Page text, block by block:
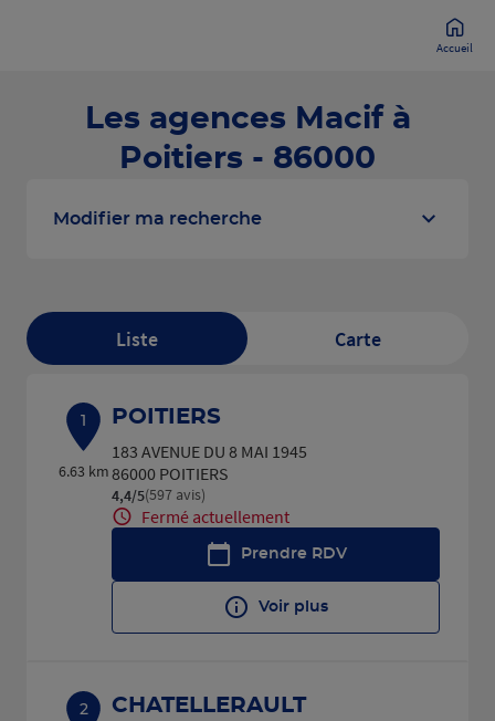
Accueil
Les agences Macif à
Poitiers - 86000
Modifier ma recherche
Liste Carte
1
6.63 km
POITIERS
183 AVENUE DU 8 MAI 1945
86000 POITIERS
4,4/5Note de 4.4 sur 5
(597 avis)
Fermé actuellement
Prendre RDV
Voir plus
2
CHATELLERAULT